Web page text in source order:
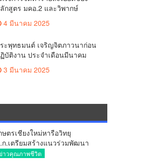
กสูตร มคอ.2 และวิพากษ์
กสูตร (OBE.2)
4 มีนาคม 2025
ะพุทธมนต์ เจริญจิตภาวนาก่อน
บัติงาน ประจำเดือนมีนาคม
3 มีนาคม 2025
ษตรเชียงใหม่หารือวิทยุ
ก.เตรียมสร้างแนวร่วมพัฒนา
ณภาพชีวิตเกษตรกร สื่อสาร
าวคุณภาพชีวิต